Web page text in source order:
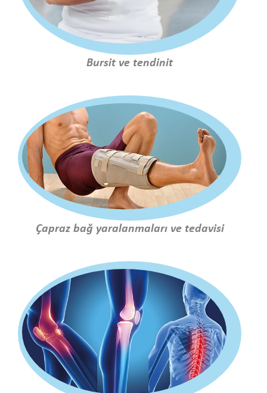
Bursit ve tendinit
Çapraz bağ yaralanmaları ve tedavisi